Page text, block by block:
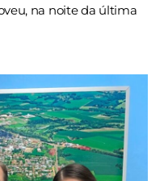
na noite da última